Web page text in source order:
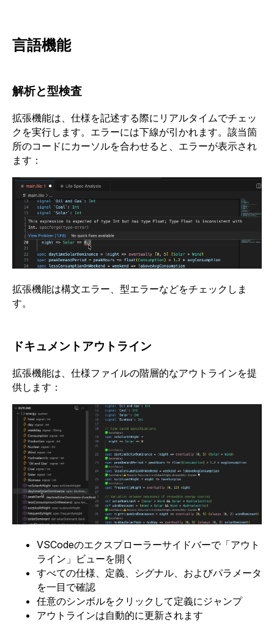
言語機能
解析と型検査
拡張機能は、仕様を記述する際にリアルタイムでチェッ
クを実行します。エラーには下線が引かれます。該当箇
所のコードにカーソルを合わせると、エラーが表示され
ます：
拡張機能は構文エラー、型エラーなどをチェックしま
す。
ドキュメントアウトライン
拡張機能は、仕様ファイルの階層的なアウトラインを提
供します：
VSCodeのエクスプローラーサイドバーで「アウト
ライン」ビューを開く
すべての仕様、定義、シグナル、およびパラメータ
を一目で確認
任意のシンボルをクリックして定義にジャンプ
アウトラインは自動的に更新されます